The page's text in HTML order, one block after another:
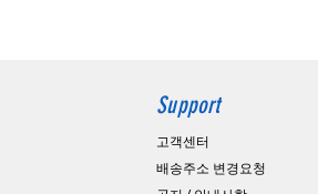
Support
고객센터
배송주소 변경요청